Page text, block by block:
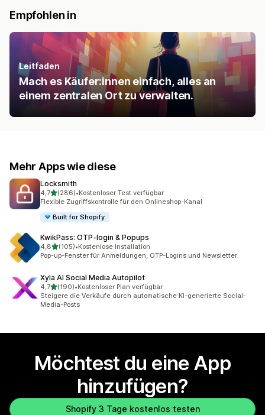
Empfohlen in
Leitfaden
Mach es Käufer:innen einfach, alles an
einem zentralen Ort zu verwalten.
Mehr Apps wie diese
Locksmith
4,7von 5 Sternen
(286)
286 Rezensionen insgesamt
•Kostenloser Test verfügbar
Flexible Zugriffskontrolle für den Onlineshop-Kanal
Built for Shopify
KwikPass: OTP‑login & Popups
4,8von 5 Sternen
(105)
105 Rezensionen insgesamt
•Kostenlose Installation
Pop-up-Fenster für Anmeldungen, OTP-Logins und Newsletter
Xyla AI Social Media Autopilot
4,7von 5 Sternen
(190)
190 Rezensionen insgesamt
•Kostenloser Plan verfügbar
Steigere die Verkäufe durch automatische KI-generierte Social-
Media-Posts
Möchtest du eine App
hinzufügen?
Shopify 3 Tage kostenlos testen